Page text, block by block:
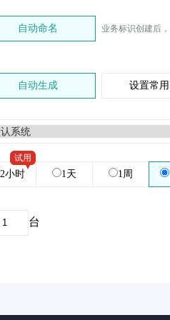
自动命名 业务标识创建后
自动生成 设置常
2小时
试用
1天 1周
台